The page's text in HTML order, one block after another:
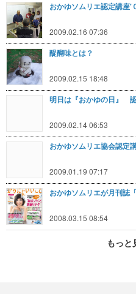
おかゆソムリエ認定講座'
2009.02.16 07:36
醍醐味とは？
2009.02.15 18:48
明日は『おかゆの日』 認
2009.02.14 06:53
おかゆソムリエ協会認定
2009.01.19 07:17
おかゆソムリエが月刊誌
2008.03.15 08:54
もっと